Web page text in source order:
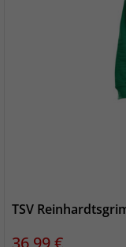
TSV
Preis
36,99 €